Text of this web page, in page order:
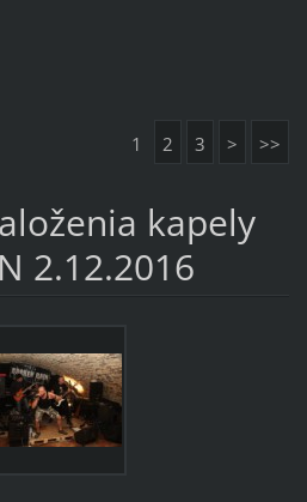
1 2 3 > >>
kapely
2.12.2016